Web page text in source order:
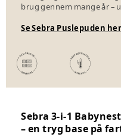
brug gennem mange år –
Se Sebra Puslepuden
Sebra 3-i-1 Babynest
– en tryg base på